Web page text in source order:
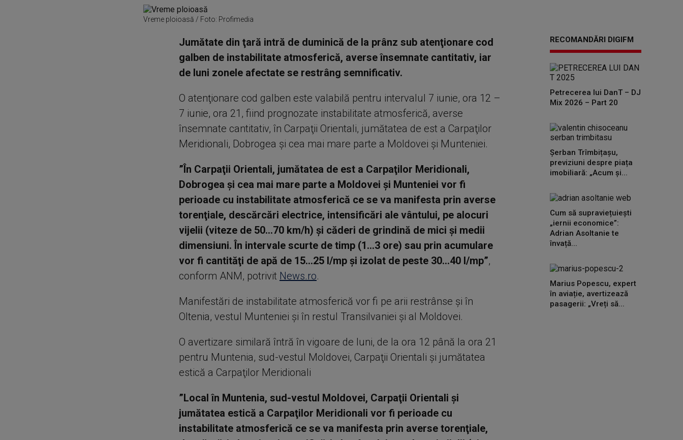
Vreme ploioasă / Foto: Profimedia
Jumătate din ţară intră de duminică de la prânz sub atenţionare cod
galben de instabilitate atmosferică, averse însemnate cantitativ, iar
de luni zonele afectate se restrâng semnificativ.
O atenţionare cod galben este valabilă pentru intervalul 7 iunie, ora 12 –
7 iunie, ora 21, fiind prognozate instabilitate atmosferică, averse
însemnate cantitativ, în Carpaţii Orientali, jumătatea de est a Carpaţilor
Meridionali, Dobrogea şi cea mai mare parte a Moldovei şi Munteniei.
”În Carpaţii Orientali, jumătatea de est a Carpaţilor Meridionali,
Dobrogea şi cea mai mare parte a Moldovei şi Munteniei vor fi
perioade cu instabilitate atmosferică ce se va manifesta prin averse
torenţiale, descărcări electrice, intensificări ale vântului, pe alocuri
vijelii (viteze de 50...70 km/h) şi căderi de grindină de mici şi medii
dimensiuni. În intervale scurte de timp (1...3 ore) sau prin acumulare
vor fi cantităţi de apă de 15...25 l/mp şi izolat de peste 30...40 l/mp”,
conform ANM, potrivit News.ro.
Manifestări de instabilitate atmosferică vor fi pe arii restrânse şi în
Oltenia, vestul Munteniei şi în restul Transilvaniei şi al Moldovei.
O avertizare similară întră în vigoare de luni, de la ora 12 până la ora 21
pentru Muntenia, sud-vestul Moldovei, Carpaţii Orientali şi jumătatea
estică a Carpaţilor Meridionali
”Local în Muntenia, sud-vestul Moldovei, Carpaţii Orientali şi
jumătatea estică a Carpaţilor Meridionali vor fi perioade cu
instabilitate atmosferică ce se va manifesta prin averse torenţiale,
RECOMANDĂRI DIGIFM
Petrecerea lui DanT – DJ
Mix 2026 – Part 20
Șerban Trîmbițașu,
previziuni despre piața
imobiliară: „Acum și...
Cum să supraviețuiești
„iernii economice”:
Adrian Asoltanie te
învață...
Marius Popescu, expert
în aviație, avertizează
pasagerii: „Vreți să...